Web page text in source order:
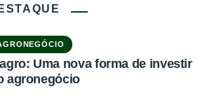
Uma nova forma de investir
agronegócio